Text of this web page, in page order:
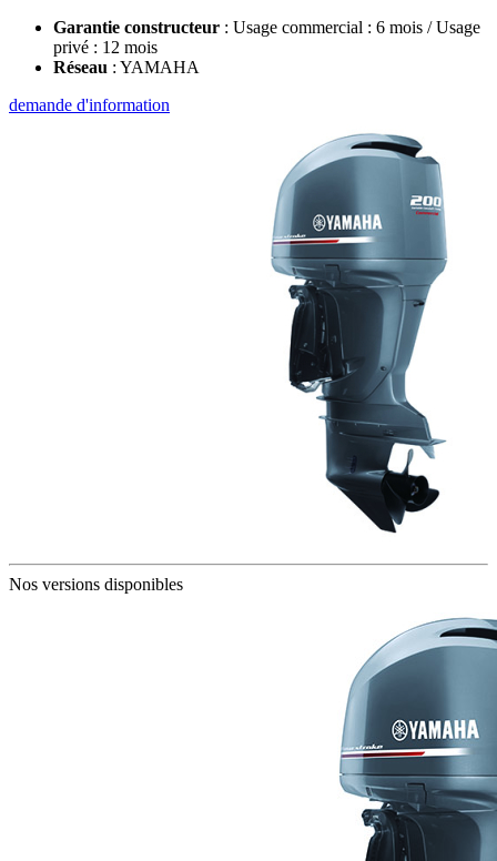
Garantie constructeur : Usage commercial : 6 mois / Usage
privé : 12 mois
Réseau : YAMAHA
demande d'information
Nos versions disponibles